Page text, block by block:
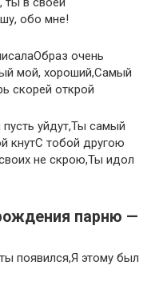
обо мне!
очень
мой, хороший,Самый
скорей открой
уйдут,Ты самый
кнутС тобой другою
не скрою,Ты идол
парню —
появился,Я этому был